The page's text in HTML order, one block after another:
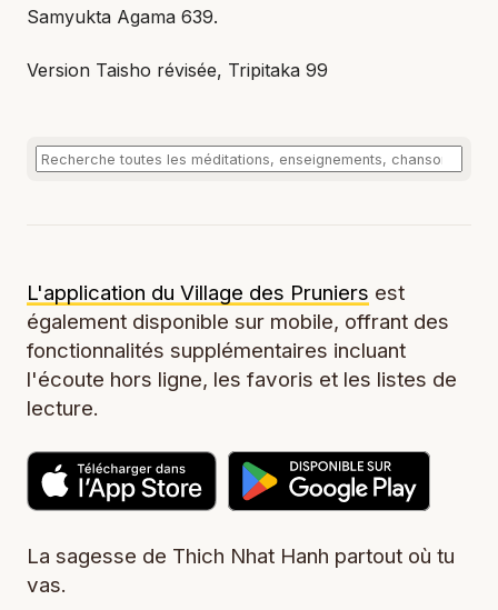
Samyukta Agama 639.
Version Taisho révisée, Tripitaka 99
L'application du Village des Pruniers est
également disponible sur mobile, offrant des
fonctionnalités supplémentaires incluant
l'écoute hors ligne, les favoris et les listes de
lecture.
La sagesse de Thich Nhat Hanh partout où tu
vas.